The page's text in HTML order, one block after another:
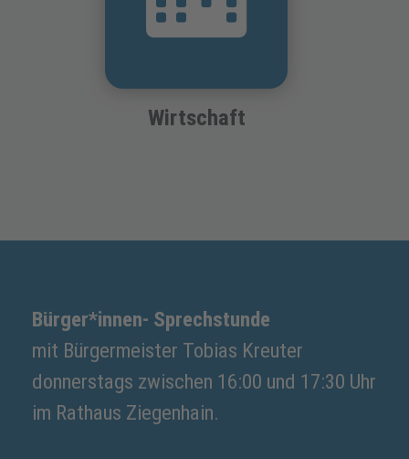
Wirtschaft
Bürger*innen- Sprechstunde
mit Bürgermeister Tobias Kreuter
donnerstags zwischen 16:00 und 17:30 Uhr
im Rathaus Ziegenhain.